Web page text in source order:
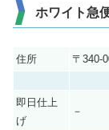
ホワイト急
住所 〒340-
即日仕上
げ
－